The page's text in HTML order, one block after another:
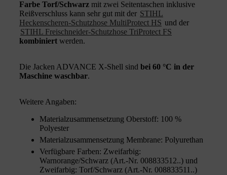
Farbe Torf/Schwarz mit zwei Seitentaschen inklusive
Reißverschluss kann sehr gut mit der STIHL
Heckenscheren-Schutzhose MultiProtect HS und der
STIHL Freischneider-Schutzhose TriProtect FS
kombiniert werden.
Die Jacken ADVANCE X-Shell sind bei 60 °C in der
Maschine waschbar.
Weitere Angaben:
Materialzusammensetzung Oberstoff: 100 %
Polyester
Materialzusammensetzung Membrane: Polyurethan
Verfügbare Farben: Zweifarbig:
Warnorange/Schwarz (Art.-Nr. 008833512..) und
Zweifarbig: Torf/Schwarz (Art.-Nr. 008833511..)